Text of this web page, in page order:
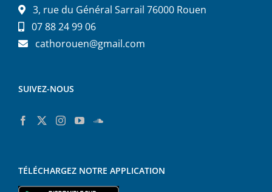
3, rue du Général Sarrail 76000 Rouen
07 88 24 99 06
cathorouen@gmail.com
SUIVEZ-NOUS
TÉLÉCHARGEZ NOTRE APPLICATION